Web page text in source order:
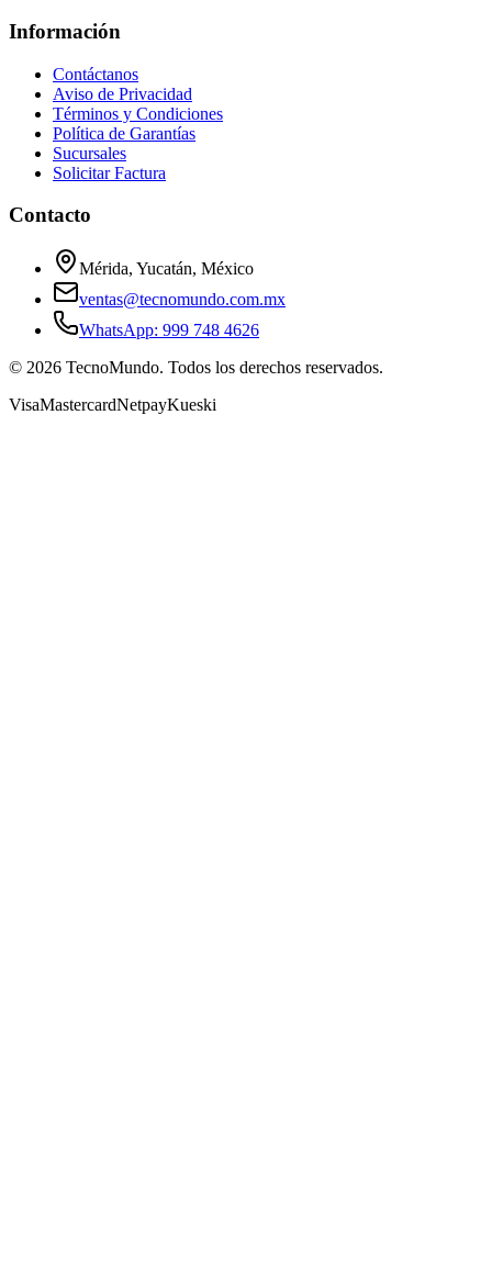
Información
Contáctanos
Aviso de Privacidad
Términos y Condiciones
Política de Garantías
Sucursales
Solicitar Factura
Contacto
Mérida, Yucatán, México
ventas@tecnomundo.com.mx
WhatsApp: 999 748 4626
© 2026 TecnoMundo. Todos los derechos reservados.
VisaMastercardNetpayKueski